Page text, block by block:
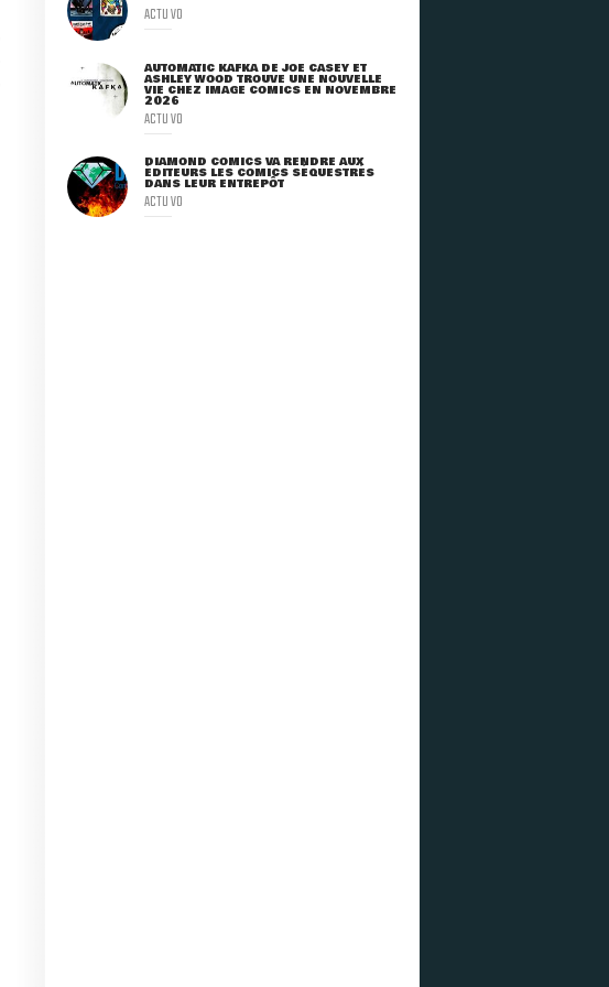
ACTU VO
AUTOMATIC KAFKA DE JOE CASEY ET
ASHLEY WOOD TROUVE UNE NOUVELLE
VIE CHEZ IMAGE COMICS EN NOVEMBRE
2026
ACTU VO
DIAMOND COMICS VA RENDRE AUX
ÉDITEURS LES COMICS SÉQUESTRÉS
DANS LEUR ENTREPÔT
ACTU VO